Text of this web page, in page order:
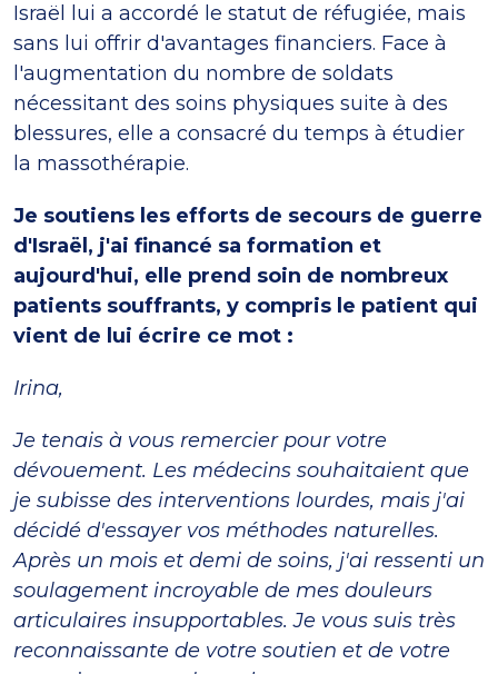
Israël lui a accordé le statut de réfugiée, mais
sans lui offrir d'avantages financiers. Face à
l'augmentation du nombre de soldats
nécessitant des soins physiques suite à des
blessures, elle a consacré du temps à étudier
la massothérapie.
Je soutiens les efforts de secours de guerre
d'Israël, j'ai financé sa formation et
aujourd'hui, elle prend soin de nombreux
patients souffrants, y compris le patient qui
vient de lui écrire ce mot :
Irina,
Je tenais à vous remercier pour votre
dévouement. Les médecins souhaitaient que
je subisse des interventions lourdes, mais j'ai
décidé d'essayer vos méthodes naturelles.
Après un mois et demi de soins, j'ai ressenti un
soulagement incroyable de mes douleurs
articulaires insupportables. Je vous suis très
reconnaissante de votre soutien et de votre